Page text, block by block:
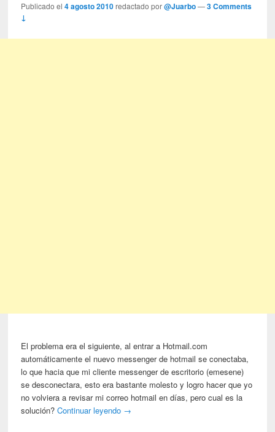
Publicado el4 agosto 2010 redactado por@Juarbo —3 Comments
↓
El problema era el siguiente, al entrar a Hotmail.com
automáticamente el nuevo messenger de hotmail se conectaba,
lo que hacia que mi cliente messenger de escritorio (emesene)
se desconectara, esto era bastante molesto y logro hacer que yo
no volviera a revisar mi correo hotmail en días, pero cual es la
solución?Continuar leyendo →